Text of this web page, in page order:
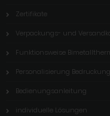
Zertifikate
Verpackungs- und
Funktionsweise
Personalisierung Bedruckung
Bedienungsanleitung
individuelle Lösungen